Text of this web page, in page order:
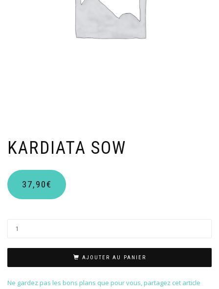
KARDIATA SOW
37,90€
AJOUTER AU PANIER
Ne gardez pas les bons plans que pour vous, partagez cet article